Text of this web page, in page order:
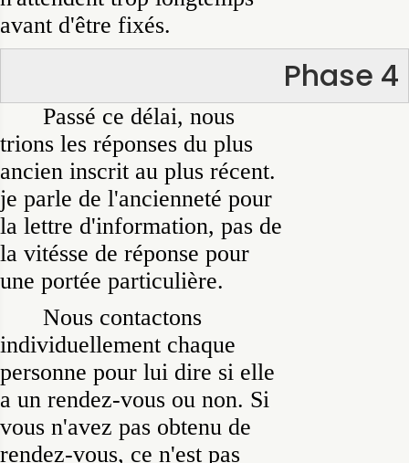
avant d'être fixés.
Phase 4
Passé ce délai, nous
trions les réponses du plus
ancien inscrit au plus récent.
je parle de l'ancienneté pour
la lettre d'information, pas de
la vitésse de réponse pour
une portée particulière.
Nous contactons
individuellement chaque
personne pour lui dire si elle
a un rendez-vous ou non. Si
vous n'avez pas obtenu de
rendez-vous, ce n'est pas